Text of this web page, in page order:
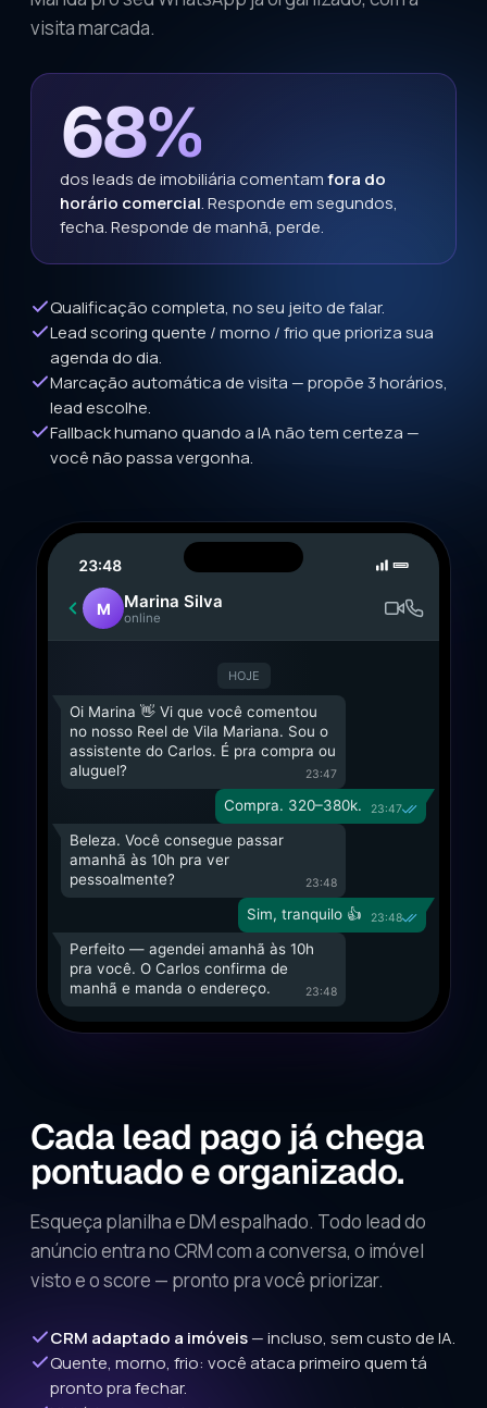
visita marcada.
68%
dos leads de imobiliária comentamfora do
horário comercial. Responde em segundos,
fecha. Responde de manhã, perde.
Qualificação completa, no seu jeito de falar.
Lead scoring quente / morno / frio que prioriza sua
agenda do dia.
Marcação automática de visita — propõe 3 horários,
lead escolhe.
Fallback humano quando a IA não tem certeza —
você não passa vergonha.
23:48
M Marina Silva
online
HOJE
Oi Marina 👋 Vi que você comentou
no nosso Reel de Vila Mariana. Sou o
assistente do Carlos. É pra compra ou
aluguel?
23:47
Compra. 320–380k. 23:47
Beleza. Você consegue passar
amanhã às 10h pra ver
pessoalmente?
23:48
Sim, tranquilo 👍 23:48
Perfeito — agendei amanhã às 10h
pra você. O Carlos confirma de
manhã e manda o endereço.
23:48
Cada lead pago já chega
pontuado e organizado.
Esqueça planilha e DM espalhado. Todo lead do
anúncio entra no CRM com a conversa, o imóvel
visto e o score — pronto pra você priorizar.
CRM adaptado a imóveis— incluso, sem custo de IA.
Quente, morno, frio: você ataca primeiro quem tá
pronto pra fechar.